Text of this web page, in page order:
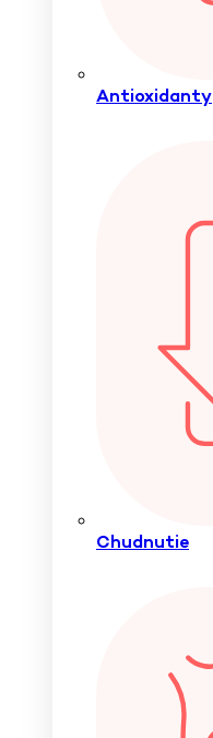
Antioxidanty
Chudnutie